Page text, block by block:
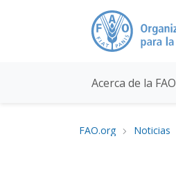
Acerca de la FAO
FAO.org Noticias